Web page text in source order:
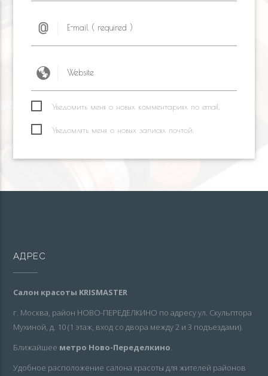
Уведомить меня о новых комментариях по email.
Уведомлять меня о новых записях почтой.
АДРЕС
Салон красоты KRISMASTER
г. Москва, район НОВО-ПЕРЕДЕЛКИНО по адресу ул. Скульптора
Мухиной, д. 10 (1 этаж, вход со двора между 2 и 3 подъездами).
Ближайшее метро Ново-Переделкино.
Удобное расположение салона красоты для жителей районов